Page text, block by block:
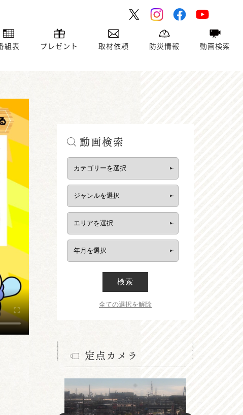
組表 プレゼント 取材依頼 防災情報 動画検索
動画検索
検索
全ての選択を解除
定点カメラ